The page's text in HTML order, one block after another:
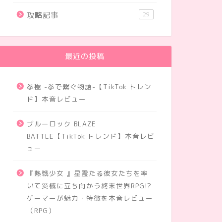
攻略記事 29
最近の投稿
拳極 -拳で繋ぐ物語-【TikTok トレン
ド】本音レビュー
ブルーロック BLAZE
BATTLE【TikTok トレンド】本音レビ
ュー
『熱戦少女 』星霊たる彼女たちを率
いて災械に立ち向かう終末世界RPG!?
ゲーマーが魅力・特徴を本音レビュー
（RPG）